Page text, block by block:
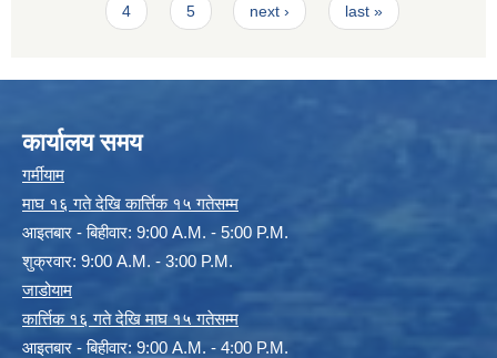
4 5 next › last »
कार्यालय समय
गर्मीयाम
माघ १६ गते देखि कार्त्तिक १५ गतेसम्म
आइतबार - बिहीवार: 9:00 A.M. - 5:00 P.M.
शुक्रवार: 9:00 A.M. - 3:00 P.M.
जाडोयाम
कार्त्तिक १६ गते देखि माघ १५ गतेसम्म
आइतबार - बिहीवार: 9:00 A.M. - 4:00 P.M.